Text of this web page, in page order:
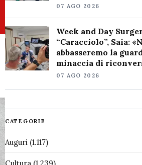
07 AGO 2026
Week and Day
“Caracciolo”, Saia:
abbasseremo la
minaccia di
07 AGO 2026
CATEGORIE
Auguri(1.117)